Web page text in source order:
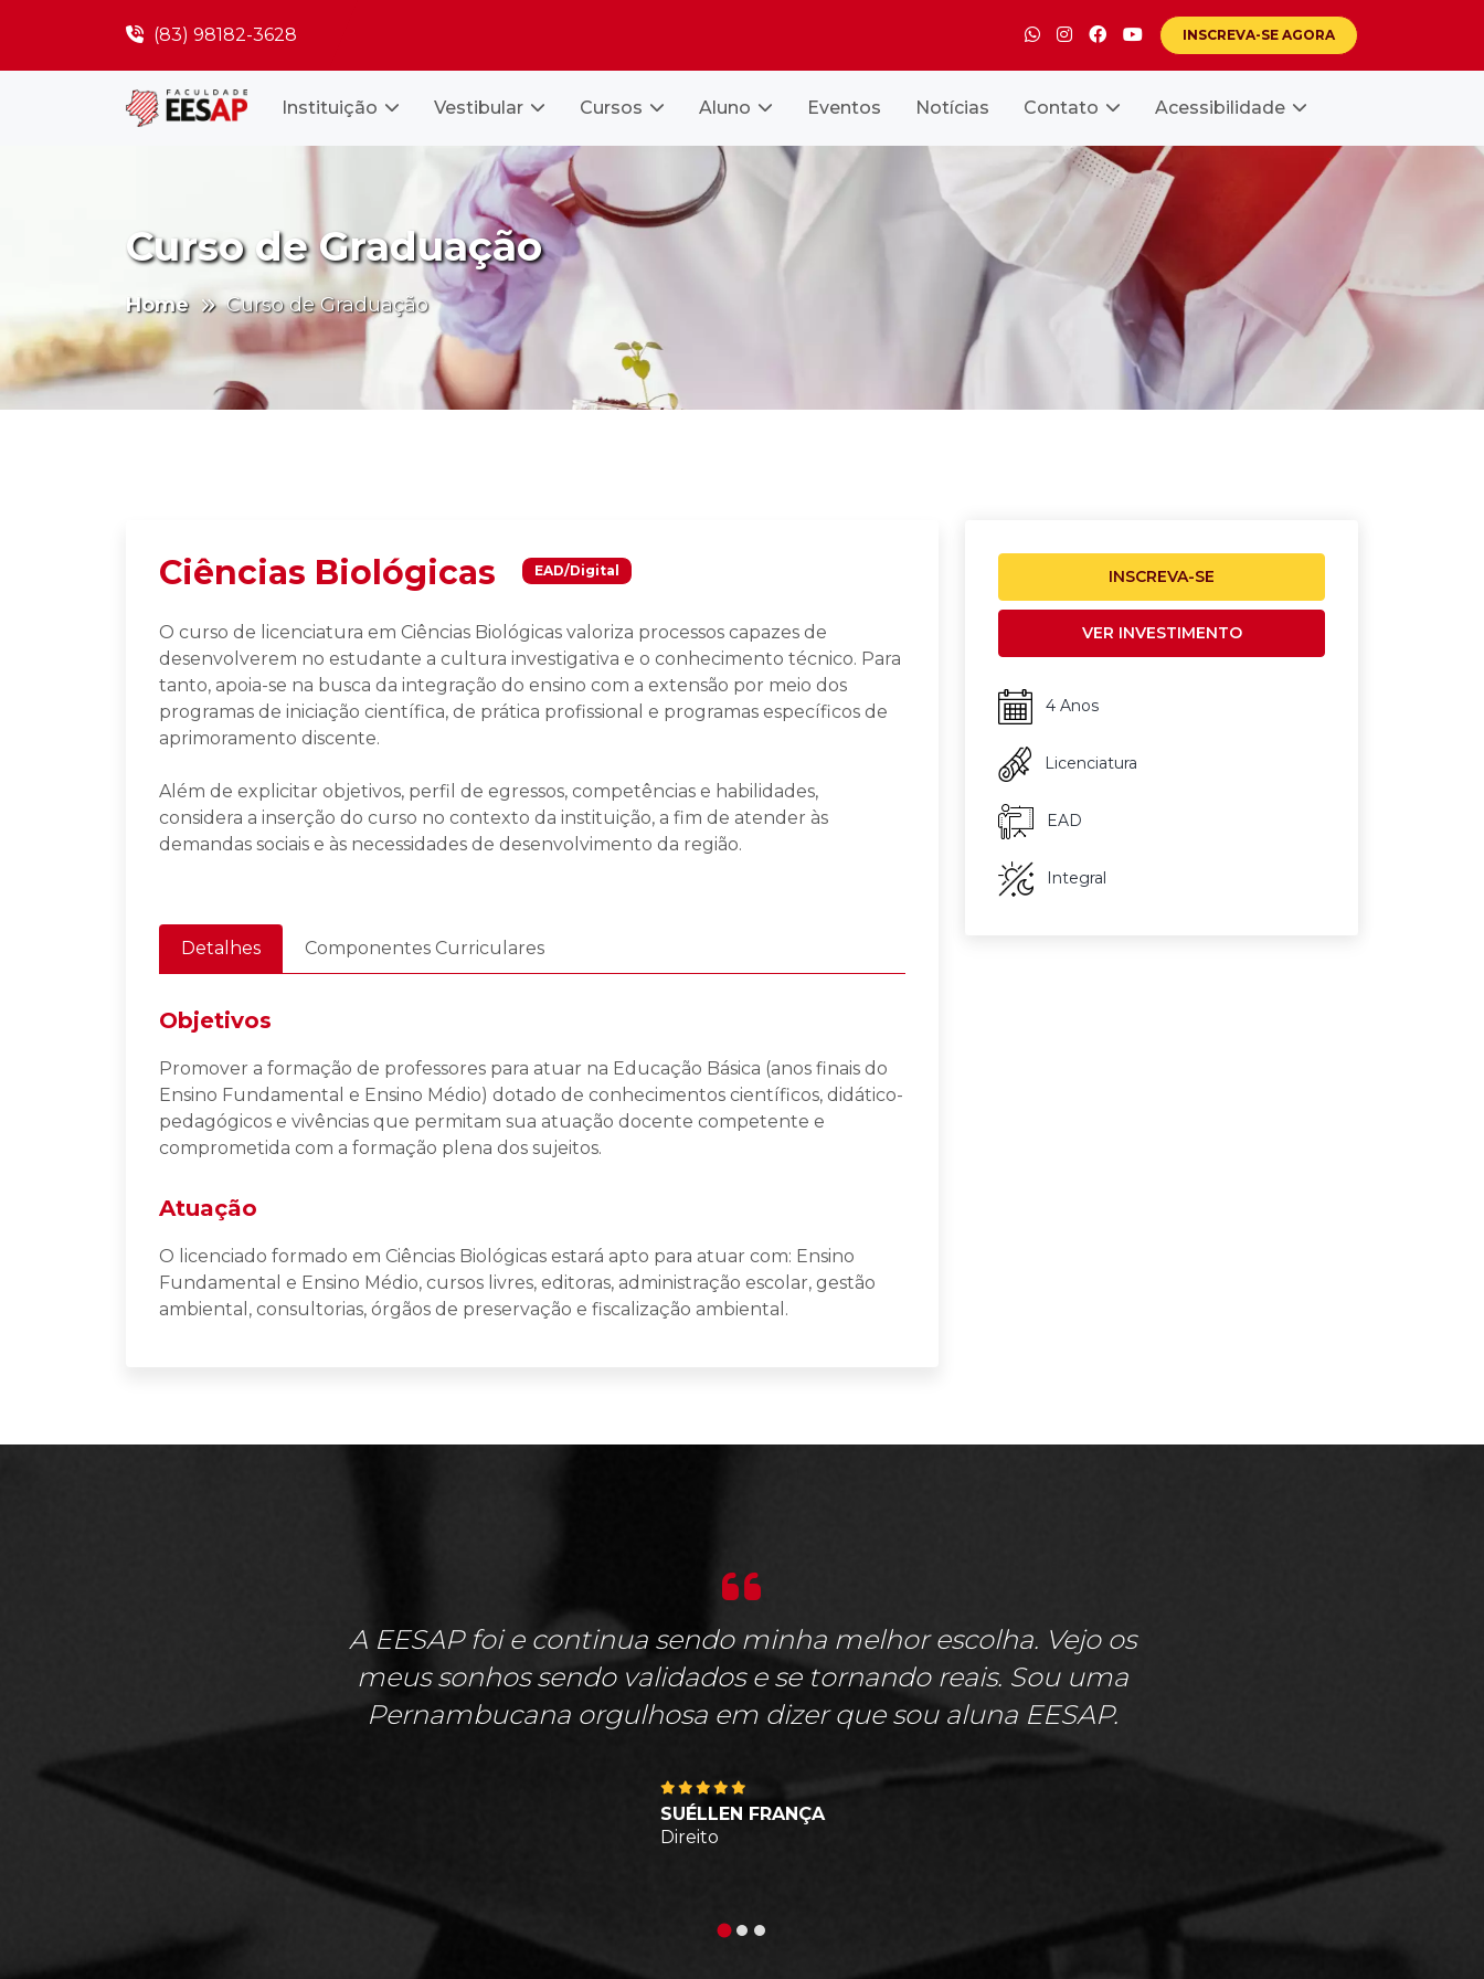
(83) 98182-3628 INSCREVA-SE AGORA
Instituição Vestibular Cursos Aluno Eventos Notícias Contato Acessibilidade
Curso de Graduação
Home Curso de Graduação
Ciências Biológicas EAD/Digital
O curso de licenciatura em Ciências Biológicas valoriza processos capazes de
desenvolverem no estudante a cultura investigativa e o conhecimento técnico. Para
tanto, apoia-se na busca da integração do ensino com a extensão por meio dos
programas de iniciação científica, de prática profissional e programas específicos de
aprimoramento discente.
Além de explicitar objetivos, perfil de egressos, competências e habilidades,
considera a inserção do curso no contexto da instituição, a fim de atender às
demandas sociais e às necessidades de desenvolvimento da região.
Detalhes Componentes Curriculares
Objetivos
Promover a formação de professores para atuar na Educação Básica (anos finais do
Ensino Fundamental e Ensino Médio) dotado de conhecimentos científicos, didático-
pedagógicos e vivências que permitam sua atuação docente competente e
comprometida com a formação plena dos sujeitos.
Atuação
O licenciado formado em Ciências Biológicas estará apto para atuar com: Ensino
Fundamental e Ensino Médio, cursos livres, editoras, administração escolar, gestão
ambiental, consultorias, órgãos de preservação e fiscalização ambiental.
INSCREVA-SE
VER INVESTIMENTO
4 Anos
Licenciatura
EAD
Integral
A EESAP foi e continua sendo minha melhor escolha. Vejo os
meus sonhos sendo validados e se tornando reais. Sou uma
Pernambucana orgulhosa em dizer que sou aluna EESAP.
SUÉLLEN FRANÇA
Direito